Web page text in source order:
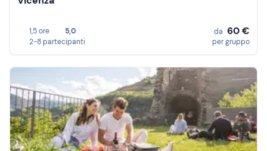
1,5 ore
5,0
2-8 partecipanti
da 60 €
per gruppo